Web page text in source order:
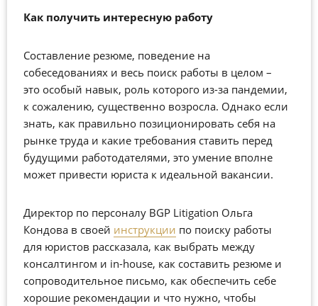
Как получить интересную работу
Составление резюме, поведение на
собеседованиях и весь поиск работы в целом –
это особый навык, роль которого из-за пандемии,
к сожалению, существенно возросла. Однако если
знать, как правильно позиционировать себя на
рынке труда и какие требования ставить перед
будущими работодателями, это умение вполне
может привести юриста к идеальной вакансии.
Директор по персоналу BGP Litigation Ольга
Кондова в своей инструкции по поиску работы
для юристов рассказала, как выбрать между
консалтингом и in-house, как составить резюме и
сопроводительное письмо, как обеспечить себе
хорошие рекомендации и что нужно, чтобы